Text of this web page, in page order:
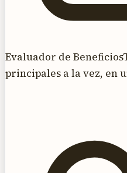
Evaluador de Beneficios
principales a la vez, en